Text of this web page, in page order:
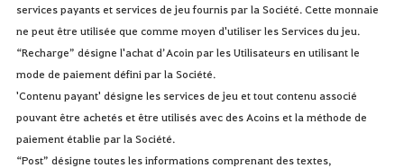
services payants et services de jeu fournis par la Société. Cette monnaie
ne peut être utilisée que comme moyen d'utiliser les Services du jeu.
“Recharge” désigne l'achat d’Acoin par les Utilisateurs en utilisant le
mode de paiement défini par la Société.
'Contenu payant' désigne les services de jeu et tout contenu associé
pouvant être achetés et être utilisés avec des Acoins et la méthode de
paiement établie par la Société.
“Post” désigne toutes les informations comprenant des textes,